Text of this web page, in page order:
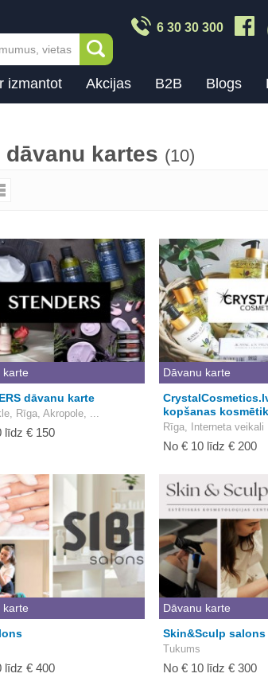
6 30 30 300
izmantot Akcijas B2B Blogs
kartes (10)
karte
dāvanu karte
Rīga, Akropole, ...
līdz € 150
Dāvanu karte
kopšanas
Rīga, Interneta veikali
No € 10 līdz € 200
karte
līdz € 400
Dāvanu karte
Skin&Sculp salons
Tukums
No € 10 līdz € 300